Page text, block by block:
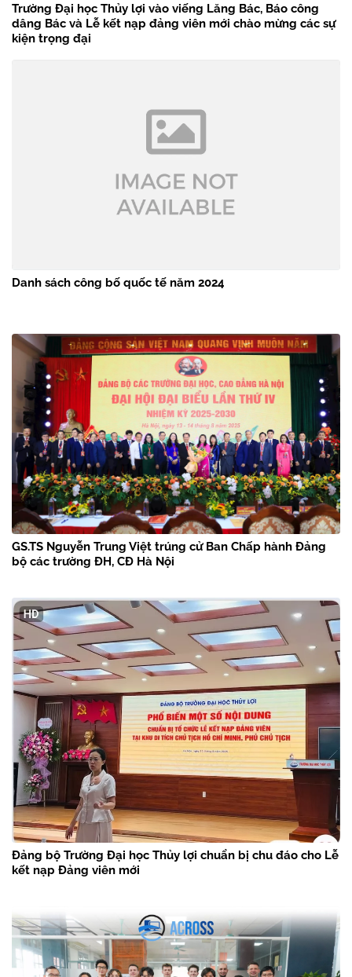
Trường Đại học Thủy lợi vào viếng Lăng Bác, Báo công
dâng Bác và Lễ kết nạp đảng viên mới chào mừng các sự
kiện trọng đại
Danh sách công bố quốc tế năm 2024
GS.TS Nguyễn Trung Việt trúng cử Ban Chấp hành Đảng
bộ các trường ĐH, CĐ Hà Nội
Đảng bộ Trường Đại học Thủy lợi chuẩn bị chu đáo cho Lễ
kết nạp Đảng viên mới